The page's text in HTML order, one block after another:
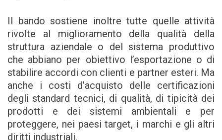
Il bando sostiene inoltre tutte quelle attività
rivolte al miglioramento della qualità della
struttura aziendale o del sistema produttivo
che abbiano per obiettivo l’esportazione o di
stabilire accordi con clienti e partner esteri. Ma
anche i costi d’acquisto delle certificazioni
degli standard tecnici, di qualità, di tipicità dei
prodotti e dei sistemi ambientali e per
proteggere, nei paesi target, i marchi e gli altri
diritti industriali.